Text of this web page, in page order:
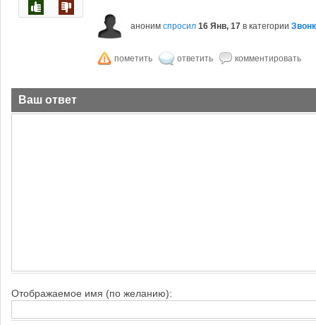
аноним спросил 16 Янв, 17 в категории
Ваш ответ
Отображаемое имя (по желанию):